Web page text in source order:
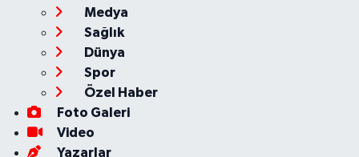
Medya
Sağlık
Dünya
Spor
Özel Haber
Foto Galeri
Video
Yazarlar